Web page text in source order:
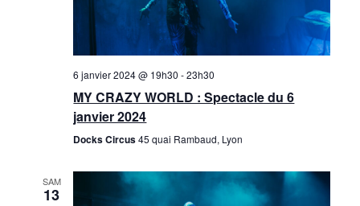
6 janvier 2024 @ 19h30 -23h30
MY CRAZY WORLD : Spectacle du 6
janvier 2024
Docks Circus45 quai Rambaud, Lyon
SAM
13